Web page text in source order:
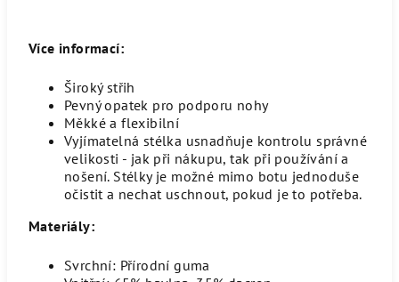
Více informací:
Široký střih
Pevný opatek pro podporu nohy
Měkké a flexibilní
Vyjímatelná stélka usnadňuje kontrolu správné
velikosti - jak při nákupu, tak při používání a
nošení. Stélky je možné mimo botu jednoduše
očistit a nechat uschnout, pokud je to potřeba.
Materiály:
Svrchní: Přírodní guma